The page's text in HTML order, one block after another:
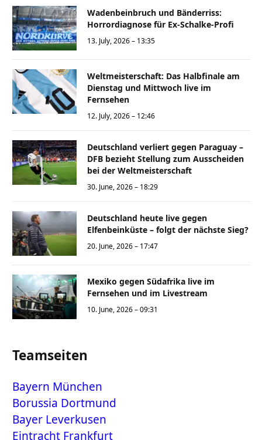
Wadenbeinbruch und Bänderriss:
Horrordiagnose für Ex-Schalke-Profi
13. July, 2026 – 13:35
Weltmeisterschaft: Das Halbfinale am
Dienstag und Mittwoch live im
Fernsehen
12. July, 2026 – 12:46
Deutschland verliert gegen Paraguay –
DFB bezieht Stellung zum Ausscheiden
bei der Weltmeisterschaft
30. June, 2026 – 18:29
Deutschland heute live gegen
Elfenbeinküste – folgt der nächste Sieg?
20. June, 2026 – 17:47
Mexiko gegen Südafrika live im
Fernsehen und im Livestream
10. June, 2026 – 09:31
Teamseiten
Bayern München
Borussia Dortmund
Bayer Leverkusen
Eintracht Frankfurt